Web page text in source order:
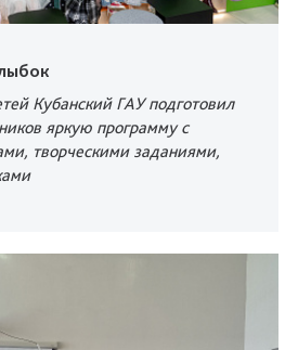
Кубанский ГАУ подготовил
яркую программу с
творческими заданиями,